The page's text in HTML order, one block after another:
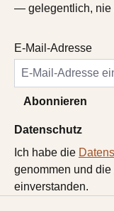
— gelegentlich, nie
E-Mail-Adresse
Abonnieren
Datenschutz
Ich habe die
genommen und die
einverstanden.